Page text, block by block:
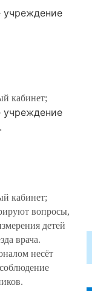
учреждение
кабинет;
учреждение
.
кабинет;
вопросы,
детей
врача.
несёт